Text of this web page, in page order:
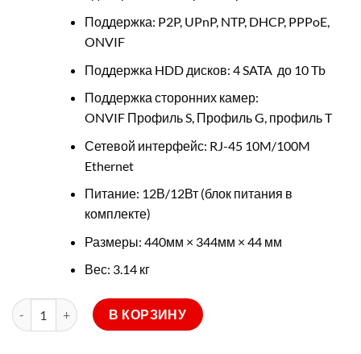
Поддержка: P2P, UPnP, NTP, DHCP, PPPoE,
ONVIF
Поддержка HDD дисков: 4 SATA до 10 Tb
Поддержка сторонних камер:
ONVIF Профиль S, Профиль G, профиль T
Сетевой интерфейс: RJ-45 10M/100M
Ethernet
Питание: 12В/12Вт (блок питания в
комплекте)
Размеры: 440мм × 344мм × 44 мм
Вес: 3.14 кг
Количество товара NVR304-16E-B
В КОРЗИНУ